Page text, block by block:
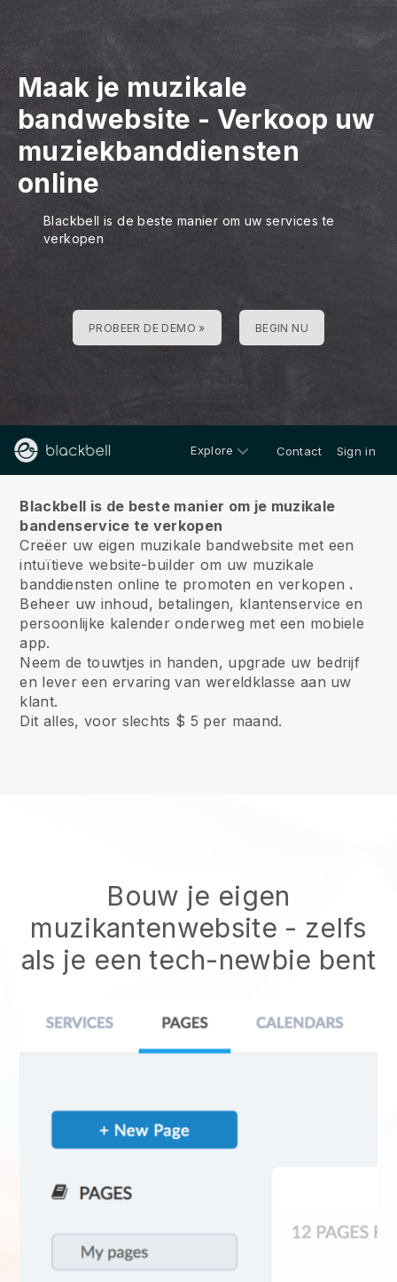
Maak je muzikale
bandwebsite - Verkoop uw
muziekbanddiensten
online
Blackbell is de beste manier om uw services te
verkopen
PROBEER DE DEMO » BEGIN NU
Explore Contact Sign in
Blackbell is de beste manier om je muzikale
bandenservice te verkopen
Creëer uw eigen muzikale bandwebsite met een
intuïtieve website-builder om uw muzikale
banddiensten online te promoten en verkopen .
Beheer uw inhoud, betalingen, klantenservice en
persoonlijke kalender onderweg met een mobiele
app.
Neem de touwtjes in handen, upgrade uw bedrijf
en lever een ervaring van wereldklasse aan uw
klant.
Dit alles, voor slechts $ 5 per maand.
Bouw je eigen
muzikantenwebsite - zelfs
als je een tech-newbie bent